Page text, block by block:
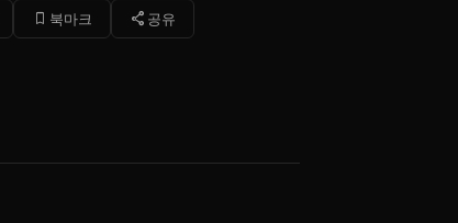
bookmark_border 북마크 share 공유